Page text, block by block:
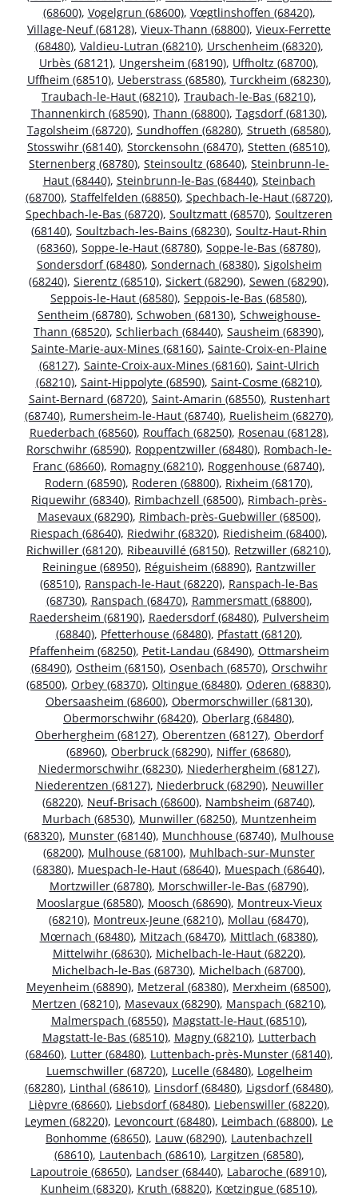
(68600), Vogelgrun (68600), Vœgtlinshoffen (68420),
Village-Neuf (68128), Vieux-Thann (68800), Vieux-Ferrette
(68480), Valdieu-Lutran (68210), Urschenheim (68320),
Urbès (68121), Ungersheim (68190), Uffholtz (68700),
Uffheim (68510), Ueberstrass (68580), Turckheim (68230),
Traubach-le-Haut (68210), Traubach-le-Bas (68210),
Thannenkirch (68590), Thann (68800), Tagsdorf (68130),
Tagolsheim (68720), Sundhoffen (68280), Strueth (68580),
Stosswihr (68140), Storckensohn (68470), Stetten (68510),
Sternenberg (68780), Steinsoultz (68640), Steinbrunn-le-
Haut (68440), Steinbrunn-le-Bas (68440), Steinbach
(68700), Staffelfelden (68850), Spechbach-le-Haut (68720),
Spechbach-le-Bas (68720), Soultzmatt (68570), Soultzeren
(68140), Soultzbach-les-Bains (68230), Soultz-Haut-Rhin
(68360), Soppe-le-Haut (68780), Soppe-le-Bas (68780),
Sondersdorf (68480), Sondernach (68380), Sigolsheim
(68240), Sierentz (68510), Sickert (68290), Sewen (68290),
Seppois-le-Haut (68580), Seppois-le-Bas (68580),
Sentheim (68780), Schwoben (68130), Schweighouse-
Thann (68520), Schlierbach (68440), Sausheim (68390),
Sainte-Marie-aux-Mines (68160), Sainte-Croix-en-Plaine
(68127), Sainte-Croix-aux-Mines (68160), Saint-Ulrich
(68210), Saint-Hippolyte (68590), Saint-Cosme (68210),
Saint-Bernard (68720), Saint-Amarin (68550), Rustenhart
(68740), Rumersheim-le-Haut (68740), Ruelisheim (68270),
Ruederbach (68560), Rouffach (68250), Rosenau (68128),
Rorschwihr (68590), Roppentzwiller (68480), Rombach-le-
Franc (68660), Romagny (68210), Roggenhouse (68740),
Rodern (68590), Roderen (68800), Rixheim (68170),
Riquewihr (68340), Rimbachzell (68500), Rimbach-près-
Masevaux (68290), Rimbach-près-Guebwiller (68500),
Riespach (68640), Riedwihr (68320), Riedisheim (68400),
Richwiller (68120), Ribeauvillé (68150), Retzwiller (68210),
Reiningue (68950), Réguisheim (68890), Rantzwiller
(68510), Ranspach-le-Haut (68220), Ranspach-le-Bas
(68730), Ranspach (68470), Rammersmatt (68800),
Raedersheim (68190), Raedersdorf (68480), Pulversheim
(68840), Pfetterhouse (68480), Pfastatt (68120),
Pfaffenheim (68250), Petit-Landau (68490), Ottmarsheim
(68490), Ostheim (68150), Osenbach (68570), Orschwihr
(68500), Orbey (68370), Oltingue (68480), Oderen (68830),
Obersaasheim (68600), Obermorschwiller (68130),
Obermorschwihr (68420), Oberlarg (68480),
Oberhergheim (68127), Oberentzen (68127), Oberdorf
(68960), Oberbruck (68290), Niffer (68680),
Niedermorschwihr (68230), Niederhergheim (68127),
Niederentzen (68127), Niederbruck (68290), Neuwiller
(68220), Neuf-Brisach (68600), Nambsheim (68740),
Murbach (68530), Munwiller (68250), Muntzenheim
(68320), Munster (68140), Munchhouse (68740), Mulhouse
(68200), Mulhouse (68100), Muhlbach-sur-Munster
(68380), Muespach-le-Haut (68640), Muespach (68640),
Mortzwiller (68780), Morschwiller-le-Bas (68790),
Mooslargue (68580), Moosch (68690), Montreux-Vieux
(68210), Montreux-Jeune (68210), Mollau (68470),
Mœrnach (68480), Mitzach (68470), Mittlach (68380),
Mittelwihr (68630), Michelbach-le-Haut (68220),
Michelbach-le-Bas (68730), Michelbach (68700),
Meyenheim (68890), Metzeral (68380), Merxheim (68500),
Mertzen (68210), Masevaux (68290), Manspach (68210),
Malmerspach (68550), Magstatt-le-Haut (68510),
Magstatt-le-Bas (68510), Magny (68210), Lutterbach
(68460), Lutter (68480), Luttenbach-près-Munster (68140),
Luemschwiller (68720), Lucelle (68480), Logelheim
(68280), Linthal (68610), Linsdorf (68480), Ligsdorf (68480),
Lièpvre (68660), Liebsdorf (68480), Liebenswiller (68220),
Leymen (68220), Levoncourt (68480), Leimbach (68800), Le
Bonhomme (68650), Lauw (68290), Lautenbachzell
(68610), Lautenbach (68610), Largitzen (68580),
Lapoutroie (68650), Landser (68440), Labaroche (68910),
Kunheim (68320), Kruth (68820), Kœtzingue (68510),